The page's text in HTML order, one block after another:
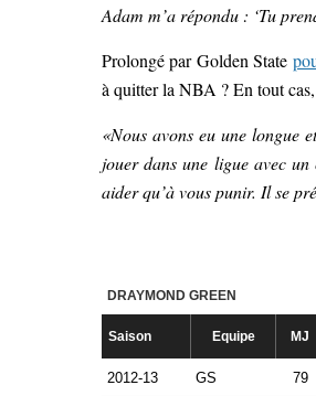
Adam m’a répondu : ‘Tu
Prolongé par Golden State
à quitter la NBA ? En tout
«Nous avons eu une longue
jouer dans une ligue avec
aider qu’à vous punir. Il se
DRAYMOND GREEN
Saison Equipe MJ
2012-13 GS 79